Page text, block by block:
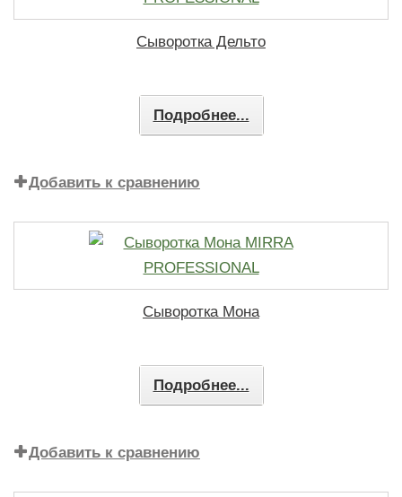
Сыворотка Дельто
Подробнее...
Добавить к сравнению
Сыворотка Мона
Подробнее...
Добавить к сравнению